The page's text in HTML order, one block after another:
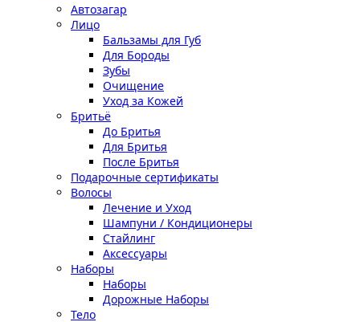
Автозагар
Лицо
Бальзамы для Губ
Для Бороды
Зубы
Очищение
Уход за Кожей
Бритьё
До Бритья
Для Бритья
После Бритья
Подарочные сертификаты
Волосы
Лечение и Уход
Шампуни / Кондиционеры
Стайлинг
Аксессуары
Наборы
Наборы
Дорожные Наборы
Тело